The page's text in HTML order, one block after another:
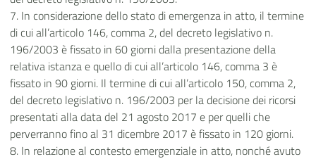
7. In considerazione dello stato di emergenza in atto, il termine
di cui all’articolo 146, comma 2, del decreto legislativo n.
196/2003 è fissato in 60 giorni dalla presentazione della
relativa istanza e quello di cui all’articolo 146, comma 3 è
fissato in 90 giorni. Il termine di cui all’articolo 150, comma 2,
del decreto legislativo n. 196/2003 per la decisione dei ricorsi
presentati alla data del 21 agosto 2017 e per quelli che
perverranno fino al 31 dicembre 2017 è fissato in 120 giorni.
8. In relazione al contesto emergenziale in atto, nonché avuto